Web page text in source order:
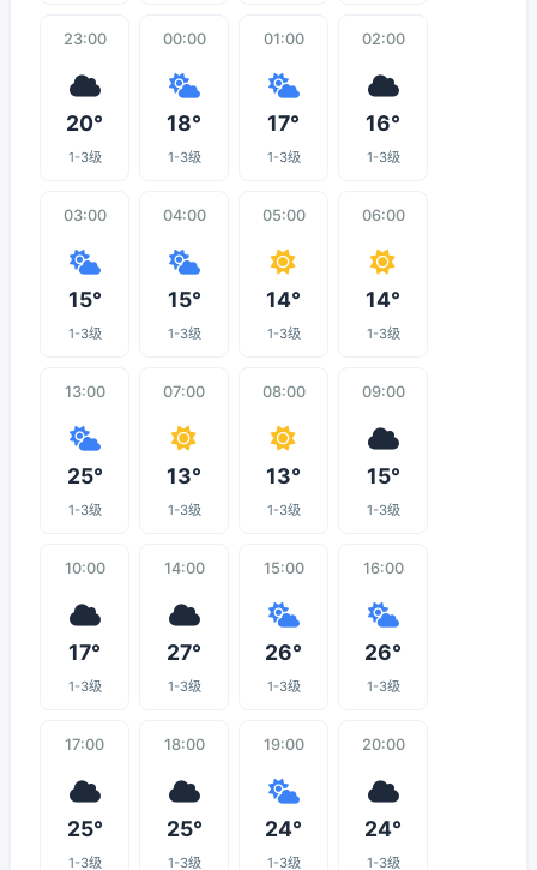
23:00
20°
1-3级
00:00
18°
1-3级
01:00
17°
1-3级
02:00
16°
1-3级
03:00
15°
1-3级
04:00
15°
1-3级
05:00
14°
1-3级
06:00
14°
1-3级
13:00
25°
1-3级
07:00
13°
1-3级
08:00
13°
1-3级
09:00
15°
1-3级
10:00
17°
1-3级
14:00
27°
1-3级
15:00
26°
1-3级
16:00
26°
1-3级
17:00
25°
1-3级
18:00
25°
1-3级
19:00
24°
1-3级
20:00
24°
1-3级